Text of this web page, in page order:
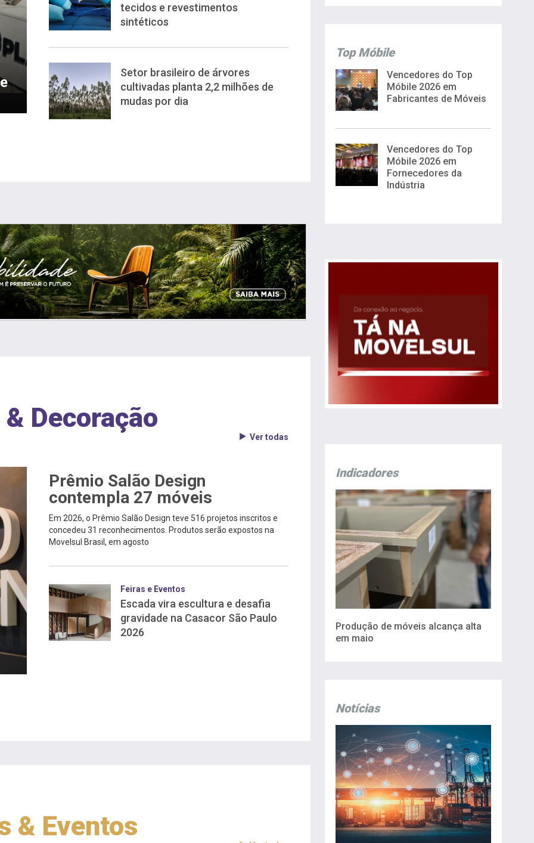
tecidos e revestimentos
sintéticos
Setor brasileiro de árvores
cultivadas planta 2,2 milhões de
mudas por dia
Decoração
Ver todas
Prêmio Salão Design
contempla 27 móveis
Em 2026, o Prêmio Salão Design teve 516 projetos inscritos e
concedeu 31 reconhecimentos. Produtos serão expostos na
Movelsul Brasil, em agosto
Feiras e Eventos
Escada vira escultura e desafia
gravidade na Casacor São Paulo
2026
& Eventos
Top Móbile
Vencedores do Top
Móbile 2026 em
Fabricantes de Móveis
Vencedores do Top
Móbile 2026 em
Fornecedores da
Indústria
Indicadores
Produção de móveis alcança alta
em maio
Notícias